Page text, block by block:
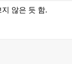
않은 듯 함.